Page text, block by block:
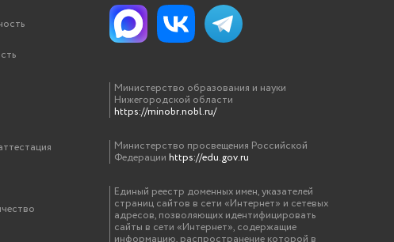
Министерство образования и науки
Нижегородской области
https://minobr.nobl.ru/
Министерство просвещения Российской
Федерации https://edu.gov.ru
Единый реестр доменных имен, указателей
страниц сайтов в сети «Интернет» и сетевых
адресов, позволяющих идентифицировать
сайты в сети «Интернет», содержащие